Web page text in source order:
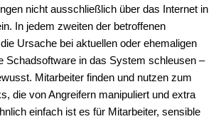
nicht ausschließlich über das Internet in
In jedem zweiten der betroffenen
Ursache bei aktuellen oder ehemaligen
Schadsoftware in das System schleusen –
Mitarbeiter finden und nutzen zum
die von Angreifern manipuliert und extra
einfach ist es für Mitarbeiter, sensible